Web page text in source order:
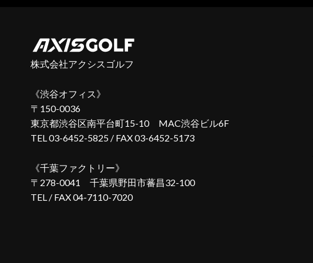
株式会社アクシスゴルフ
渋谷オフィス
〒150-0036
東京都渋谷区南平台町15-10 MAC渋谷ビル6F
TEL 03-6452-5825 / FAX 03-6452-5173
千葉ファクトリー
〒278-0041
千葉県野田市蕃昌32-100
TEL / FAX 04-7110-7020